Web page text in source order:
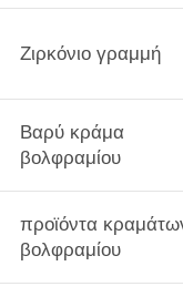
Ζιρκόνιο γραμμή
Βαρύ κράμα
βολφραμίου
προϊόντα
βολφραμίου